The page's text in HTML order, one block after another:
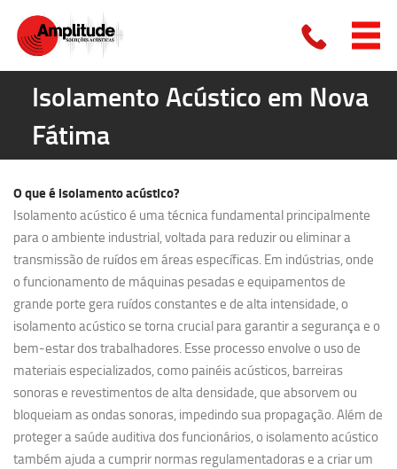
Isolamento Acústico em Nova
Fátima
O que é isolamento acústico?
Isolamento acústico é uma técnica fundamental principalmente
para o ambiente industrial, voltada para reduzir ou eliminar a
transmissão de ruídos em áreas específicas. Em indústrias, onde
o funcionamento de máquinas pesadas e equipamentos de
grande porte gera ruídos constantes e de alta intensidade, o
isolamento acústico se torna crucial para garantir a segurança e o
bem-estar dos trabalhadores. Esse processo envolve o uso de
materiais especializados, como painéis acústicos, barreiras
sonoras e revestimentos de alta densidade, que absorvem ou
bloqueiam as ondas sonoras, impedindo sua propagação. Além de
proteger a saúde auditiva dos funcionários, o isolamento acústico
também ajuda a cumprir normas regulamentadoras e a criar um